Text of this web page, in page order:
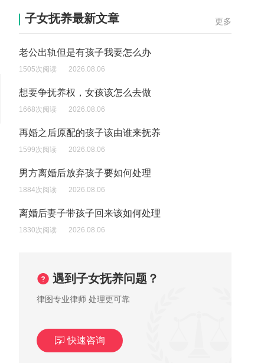
更多
子女抚养最新文章
老公出轨但是有孩子我要怎么办
1505次阅读 2026.08.06
想要争抚养权，女孩该怎么去做
1668次阅读 2026.08.06
再婚之后原配的孩子该由谁来抚养
1599次阅读 2026.08.06
男方离婚后放弃孩子要如何处理
1884次阅读 2026.08.06
离婚后妻子带孩子回来该如何处理
1830次阅读 2026.08.06
遇到子女抚养问题？
律图专业律师 处理更可靠
快速咨询